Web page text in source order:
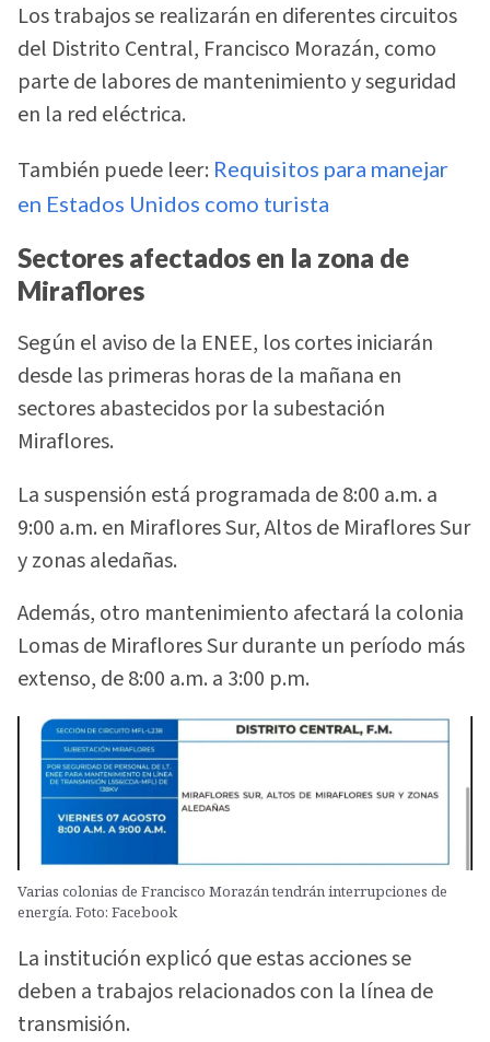
Los trabajos se realizarán en diferentes circuitos
del Distrito Central, Francisco Morazán, como
parte de labores de mantenimiento y seguridad
en la red eléctrica.
También puede leer: Requisitos para manejar
en Estados Unidos como turista
Sectores afectados en la zona de
Miraflores
Según el aviso de la ENEE, los cortes iniciarán
desde las primeras horas de la mañana en
sectores abastecidos por la subestación
Miraflores.
La suspensión está programada de 8:00 a.m. a
9:00 a.m. en Miraflores Sur, Altos de Miraflores Sur
y zonas aledañas.
Además, otro mantenimiento afectará la colonia
Lomas de Miraflores Sur durante un período más
extenso, de 8:00 a.m. a 3:00 p.m.
Varias colonias de Francisco Morazán tendrán interrupciones de
energía. Foto: Facebook
La institución explicó que estas acciones se
deben a trabajos relacionados con la línea de
transmisión.